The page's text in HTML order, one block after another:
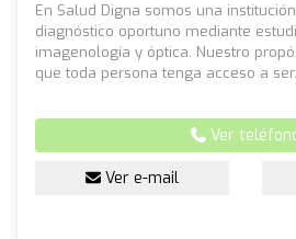
En Salud Digna somos una
diagnóstico oportuno mediante
imagenología y óptica. Nuestro
que toda persona tenga acceso a
Ver
Ver e-mail